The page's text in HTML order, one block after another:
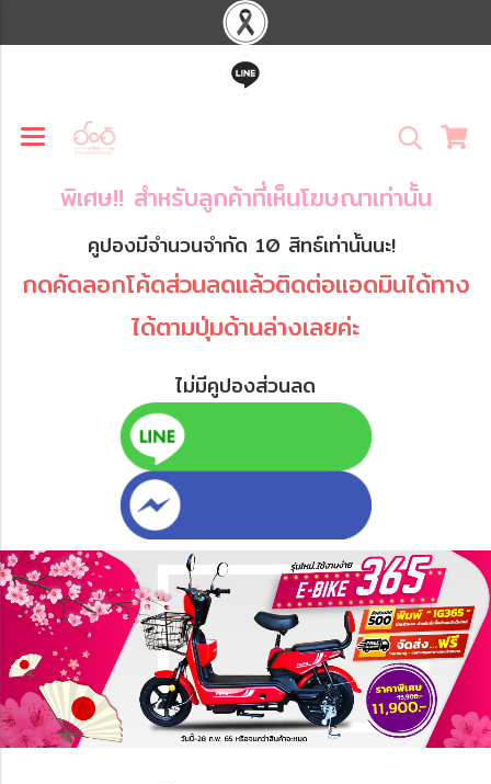
พิเศษ!! สำหรับลูกค้าที่เห็นโฆษณาเท่านั้น
คูปองมีจำนวนจำกัด 10 สิทธ์เท่านั้นนะ!
กดคัดลอกโค้ดส่วนลดแล้วติดต่อแอดมินได้ทาง
ได้ตามปุ่มด้านล่างเลยค่ะ
ไม่มีคูปองส่วนลด